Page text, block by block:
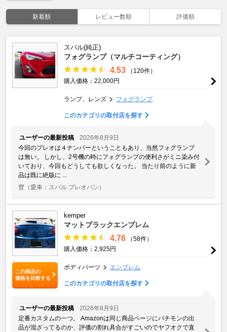
新着順 レビュー数順 評価順
スバル(純正)
フォグランプ（マルチコーティング）
4.53
（120件）
購入価格：22,000円
ランプ、レンズ フォグランプ
このカテゴリの取付店を探す
ユーザーの最新投稿
2026年8月9日
今回のプレオは４ナンバーということもあり、当然フォグランプ
は無い。 しかし、2号機の時にフォグランプの便利さがミニ染み付
いており、今回もどうしても欲しくなった。 当たり前のように新
品は既に絶版に ...
豐 （愛車：スバル プレオバン）
この商品の
価格を比較する
kemper
マットブラックエンブレム
4.76
（58件）
購入価格：2,925円
ボディパーツ エンブレム
このカテゴリの取付店を探す
ユーザーの最新投稿
2026年8月9日
定番カスタムの一つ。 Amazonは同じ商品ページにパチモンの出
品が混ざってるのか、評価の割れ具合がすごいのでヤフオクで直